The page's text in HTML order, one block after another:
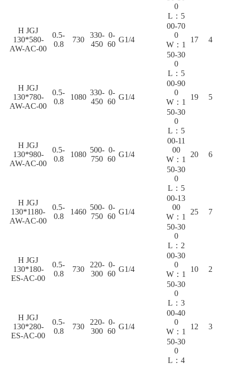
0
H JGJ
130*580-
AW-AC-00
0.5-
0.8
730
330-
450
0-
60
G1/4
L：5
00-70
0
W：1
50-30
0
17 4
H JGJ
130*780-
AW-AC-00
0.5-
0.8
1080
330-
450
0-
60
G1/4
L：5
00-90
0
W：1
50-30
0
19 5
H JGJ
130*980-
AW-AC-00
0.5-
0.8
1080
500-
750
0-
60
G1/4
L：5
00-11
00
W：1
50-30
0
20 6
H JGJ
130*1180-
AW-AC-00
0.5-
0.8
1460
500-
750
0-
60
G1/4
L：5
00-13
00
W：1
50-30
0
25 7
H JGJ
130*180-
ES-AC-00
0.5-
0.8
730
220-
300
0-
60
G1/4
L：2
00-30
0
W：1
50-30
0
10 2
H JGJ
130*280-
ES-AC-00
0.5-
0.8
730
220-
300
0-
60
G1/4
L：3
00-40
0
W：1
50-30
0
12 3
L：4